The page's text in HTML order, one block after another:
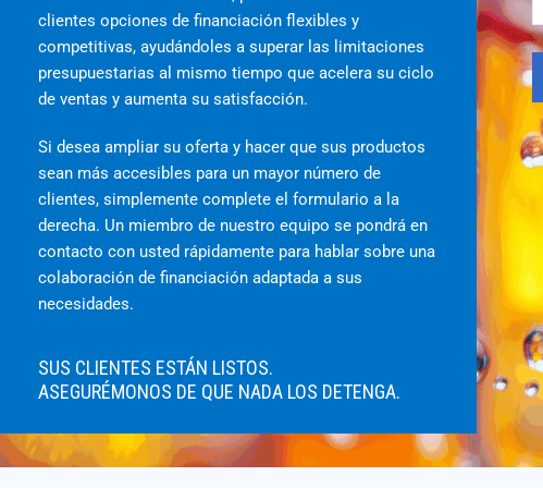
clientes opciones de financiación flexibles y
competitivas, ayudándoles a superar las limitaciones
presupuestarias al mismo tiempo que acelera su ciclo
de ventas y aumenta su satisfacción.
Si desea ampliar su oferta y hacer que sus productos
sean más accesibles para un mayor número de
clientes, simplemente complete el formulario a la
derecha. Un miembro de nuestro equipo se pondrá en
contacto con usted rápidamente para hablar sobre una
colaboración de financiación adaptada a sus
necesidades.
SUS CLIENTES ESTÁN LISTOS.
ASEGURÉMONOS DE QUE NADA LOS DETENGA.